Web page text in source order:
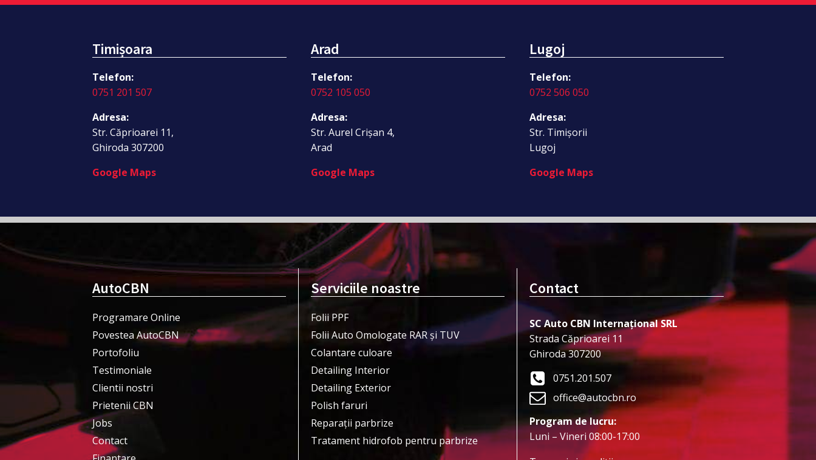
Timișoara
Telefon:
0751 201 507
Adresa:
Str. Căprioarei 11,
Ghiroda 307200
Google Maps
Arad
Telefon:
0752 105 050
Adresa:
Str. Aurel Crișan 4,
Arad
Google Maps
Lugoj
Telefon:
0752 506 050
Adresa:
Str. Timișorii
Lugoj
Google Maps
AutoCBN
Programare Online
Povestea AutoCBN
Portofoliu
Testimoniale
Clientii nostri
Prietenii CBN
Jobs
Contact
Serviciile noastre
Folii PPF
Folii Auto Omologate RAR și TUV
Colantare culoare
Detailing Interior
Detailing Exterior
Polish faruri
Reparații parbrize
Tratament hidrofob pentru parbrize
Contact
SC Auto CBN Internațional SRL
Strada Căprioarei 11
Ghiroda 307200
0751.201.507
office@autocbn.ro
Program de lucru:
Luni – Vineri 08:00-17:00